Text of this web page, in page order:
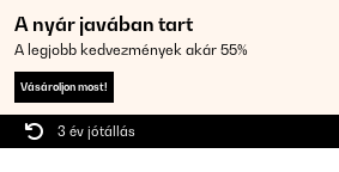
A nyár javában tart
A legjobb kedvezmények akár 55%
Vásároljon most!
3 év jótállás